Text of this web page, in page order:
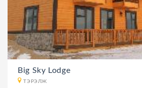
Big Sky Lodge
ТЭРЭЛЖ